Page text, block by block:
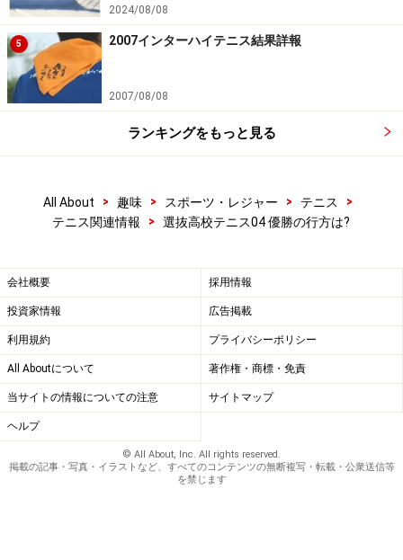
2024/08/08
5 2007インターハイテニス結果詳報
2007/08/08
ランキングをもっと見る
All About > 趣味 > スポーツ・レジャー > テニス
>
テニス関連情報
> 選抜高校テニス04 優勝の行方は?
会社概要 採用情報
投資家情報 広告掲載
利用規約 プライバシーポリシー
All Aboutについて 著作権・商標・免責
当サイトの情報についての注意 サイトマップ
ヘルプ
© All About, Inc. All rights reserved.
掲載の記事・写真・イラストなど、すべてのコンテンツの無断複写・転載・公衆送信等
を禁じます